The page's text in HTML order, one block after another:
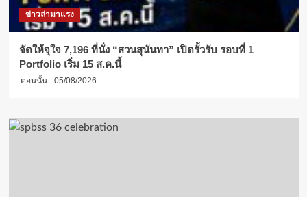
ข่าวล่ามาแรง
จัดให้จุใจ 7,196 ที่นั่ง “สวนสุนันทา” เปิดรั้วรับ รอบที่ 1
Portfolio เริ่ม 15 ส.ค.นี้
ตอนนั้น 05/08/2026